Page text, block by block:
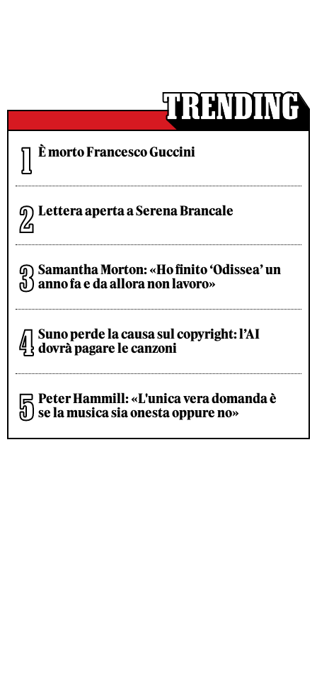
È morto Francesco Guccini
Lettera aperta a Serena Brancale
Samantha Morton: «Ho finito ‘Odissea’ un
anno fa e da allora non lavoro»
Suno perde la causa sul copyright: l’AI
dovrà pagare le canzoni
Peter Hammill: «L'unica vera domanda è
se la musica sia onesta oppure no»